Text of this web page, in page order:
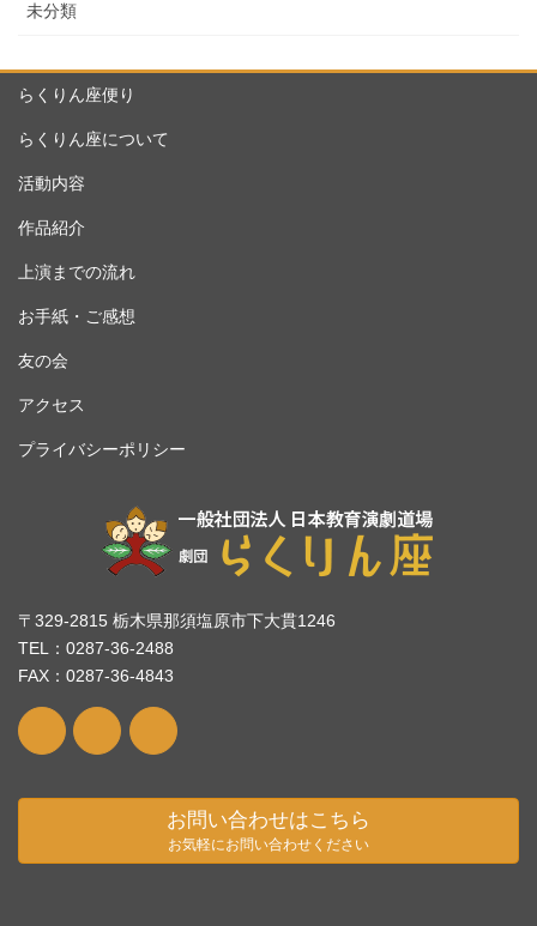
未分類
らくりん座便り
らくりん座について
活動内容
作品紹介
上演までの流れ
お手紙・ご感想
友の会
アクセス
プライバシーポリシー
〒329-2815 栃木県那須塩原市下大貫1246
TEL：0287-36-2488
FAX：0287-36-4843
お問い合わせはこちら
お気軽にお問い合わせください